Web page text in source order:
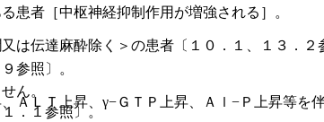
者［中枢神経抑制作用が増強される］。
伝達麻酔除く＞の患者〔１０．１、１３．２
．１参照〕。
参照〕。
ＬＴ上昇、γ−ＧＴＰ上昇、Ａｌ−Ｐ上昇等を
ん。